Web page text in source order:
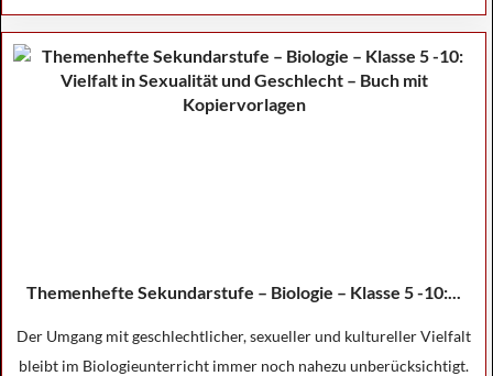
Themenhefte Sekundarstufe – Biologie – Klasse 5 -10:...
Der Umgang mit geschlechtlicher, sexueller und kultureller Vielfalt
bleibt im Biologieunterricht immer noch nahezu unberücksichtigt.